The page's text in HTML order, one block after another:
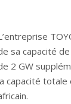
sa capacité
2 GW
capacité totale